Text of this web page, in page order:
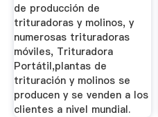
de producción de
trituradoras y molinos, y
numerosas trituradoras
móviles, Trituradora
Portátil,plantas de
trituración y molinos se
producen y se venden a los
clientes a nivel mundial.